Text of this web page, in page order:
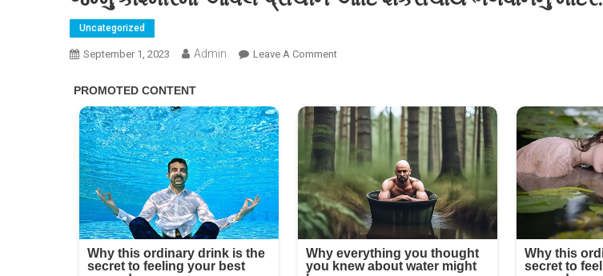
Uncategorized
September 1, 2023 Admin Leave A CommentOn
આવેલ
પ્રાચીન
આદિ
શંકરાચાર્ય
ભગવાનનું
મંદિર.